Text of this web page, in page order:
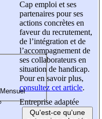
Cap emploi et ses
partenaires pour ses
actions concrètes en
faveur du recrutement,
de l’intégration et de
l’accompagnement de
ses collaborateurs en
situation de handicap.
Pour en savoir plus,
consultez cet article.
Entreprise adaptée
Qu'est-ce qu'une